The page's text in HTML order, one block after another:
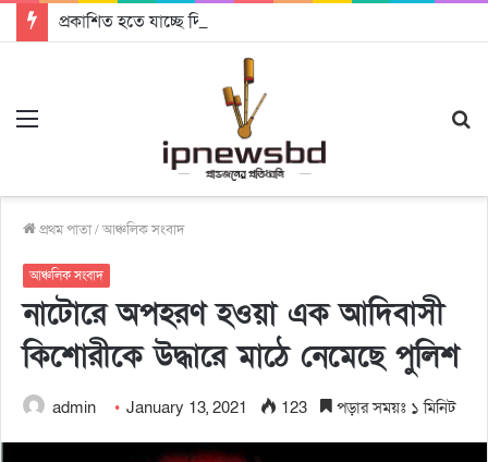
প্রকাশিত হতে যাচ্ছে দি রাবুগার নতুন গান ‘Baljanggi’
প্রথম পাতা/আঞ্চলিক সংবাদ
আঞ্চলিক সংবাদ
নাটোরে অপহরণ হওয়া এক আদিবাসী
কিশোরীকে উদ্ধারে মাঠে নেমেছে পুলিশ
admin January 13, 2021 123 পড়ার সময়ঃ ১ মিনিট